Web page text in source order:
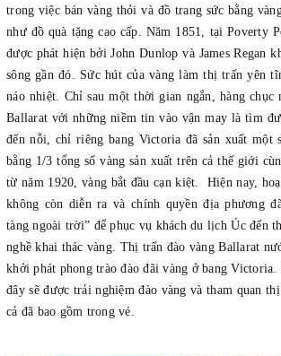
trong việc bán vàng thỏi và đồ trang sức bằng
như đồ quà tặng cao cấp. Năm 1851, tại Poverty
được phát hiện bởi John Dunlop và James Regan
sông gần đó. Sức hút của vàng làm thị trấn yên
náo nhiệt. Chỉ sau một thời gian ngắn, hàng chục
Ballarat với những niềm tin vào vận may là tìm
đến nỗi, chỉ riêng bang Victoria đã sản xuất một
bằng 1/3 tổng số vàng sản xuất trên cả thế giới
từ năm 1920, vàng bắt đầu cạn kiệt. Hiện nay,
không còn diễn ra và chính quyền địa phương
tàng ngoài trời” để phục vụ khách du lịch Úc đến
nghề khai thác vàng. Thị trấn đào vàng Ballarat
khởi phát phong trào đào đãi vàng ở bang
đây sẽ được trải nghiệm đào vàng và tham quan
cả đã bao gồm trong vé.